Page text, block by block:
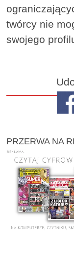
twórcy nie
swojego
PRZERWA NA